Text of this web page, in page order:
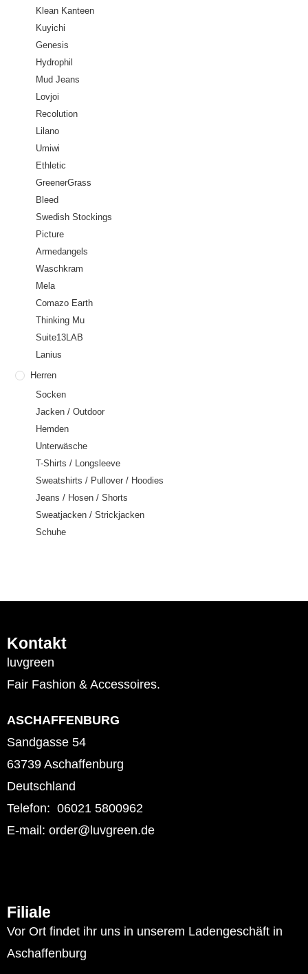
Klean Kanteen
Kuyichi
Genesis
Hydrophil
Mud Jeans
Lovjoi
Recolution
Lilano
Umiwi
Ethletic
GreenerGrass
Bleed
Swedish Stockings
Picture
Armedangels
Waschkram
Mela
Comazo Earth
Thinking Mu
Suite13LAB
Lanius
Herren
Socken
Jacken / Outdoor
Hemden
Unterwäsche
T-Shirts / Longsleeve
Sweatshirts / Pullover / Hoodies
Jeans / Hosen / Shorts
Sweatjacken / Strickjacken
Schuhe
Kontakt
luvgreen
Fair Fashion & Accessoires.
ASCHAFFENBURG
Sandgasse 54
63739 Aschaffenburg
Deutschland
Telefon: 06021 5800962
E-mail: order@luvgreen.de
Filiale
Vor Ort findet ihr uns in unserem Ladengeschäft in
Aschaffenburg